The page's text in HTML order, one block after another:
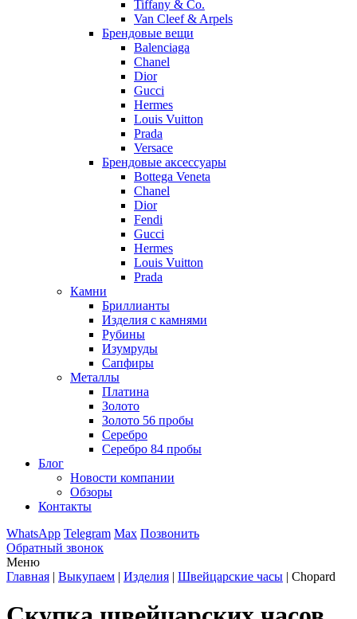
Tiffany & Co.
Van Cleef & Arpels
Брендовые вещи
Balenciaga
Chanel
Dior
Gucci
Hermes
Louis Vuitton
Prada
Versace
Брендовые аксессуары
Bottega Veneta
Chanel
Dior
Fendi
Gucci
Hermes
Louis Vuitton
Prada
Камни
Бриллианты
Изделия с камнями
Рубины
Изумруды
Сапфиры
Металлы
Платина
Золото
Золото 56 пробы
Серебро
Серебро 84 пробы
Блог
Новости компании
Обзоры
Контакты
WhatsApp Telegram Max Позвонить
Обратный звонок
Меню
Главная | Выкупаем | Изделия | Швейцарские часы | Chopard